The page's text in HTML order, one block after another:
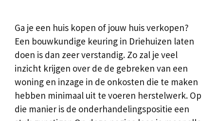
Ga je een huis kopen of jouw huis verkopen?
Een bouwkundige keuring in Driehuizen laten
doen is dan zeer verstandig. Zo zal je veel
inzicht krijgen over de de gebreken van een
woning en inzage in de onkosten die te maken
hebben minimaal uit te voeren herstelwerk. Op
die manier is de onderhandelingspositie een